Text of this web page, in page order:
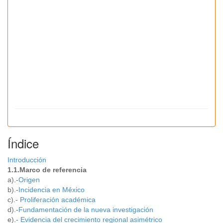
Índice
Introducción
1.1.Marco de referencia
a).-Origen
b).-Incidencia en México
c).- Proliferación académica
d).-Fundamentación de la nueva investigación
e).- Evidencia del crecimiento regional asimétrico